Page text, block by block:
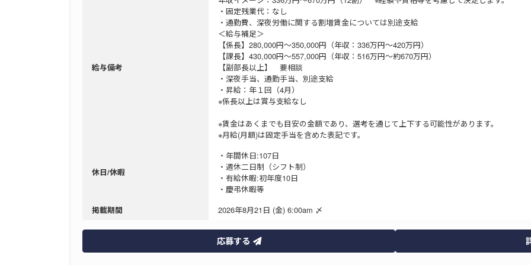
給与備考
・固定残業代：なし
・通勤費、深夜労働に関する割増賃金については別途支給
＜給与補足＞
【係長】280,000円～350,000円（年収：336万円～420万円）
【課長】430,000円～557,000円（年収：516万円～約670万円）
【副部長以上】 要相談
・深夜手当、通勤手当、別途支給
・昇給：年１回（4月）
※係長以上は賞与支給なし
※賃金はあくまでも目安の金額であり、選考を通じて上下する可能性があります。
※月給(月額)は固定手当を含めた表記です。
休日/休暇
・年間休日:107日
・週休二日制（シフト制）
・有給休暇:初年度10日
・慶弔休暇等
掲載期間 2026年8月21日 (金) 6:00am 〆
応募する